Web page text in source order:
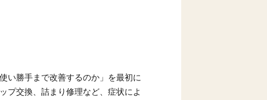
い勝手まで改善するのか」を最初に
プ交換、詰まり修理など、症状によ